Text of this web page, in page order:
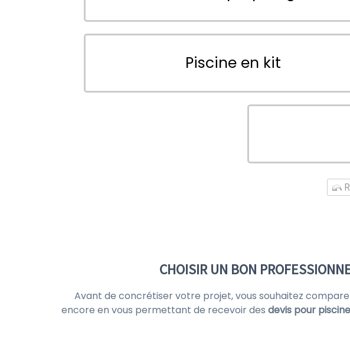
Piscine en kit
CHOISIR UN BON
Avant de concrétiser votre projet, vous souhaitez
encore en vous permettant de recevoir des devis pour piscine